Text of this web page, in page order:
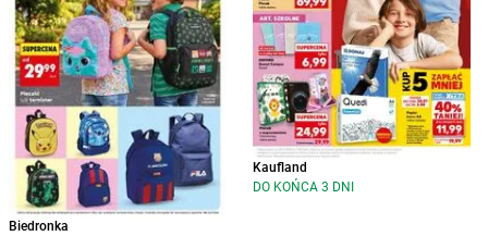
Biedronka
Kaufland
DO KOŃCA 3 DNI